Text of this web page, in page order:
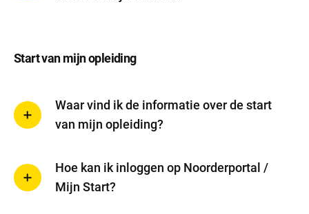
Start van mijn opleiding
Waar vind ik de informatie over de start
van mijn opleiding?
Hoe kan ik inloggen op Noorderportal /
Mijn Start?